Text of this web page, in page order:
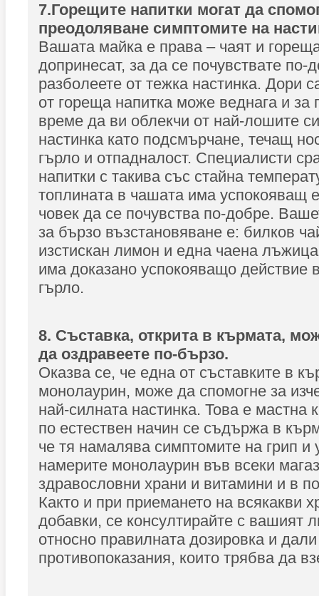
7.Горещите напитки могат да
преодоляване симптомите на
Вашата майка е права – чаят и
допринесат, за да се почувствате по-
разболеете от тежка настинка. Дори
от гореща напитка може веднага и за
време да ви облекчи от най-лошите
настинка като подсмърчане, течащ
гърло и отпадналост. Специалисти
напитки с такива със стайна
топлината в чашата има успокояващ
човек да се почувства по-добре.
за бързо възстановяване е: билков
изстискан лимон и една чаена
има доказано успокояващо действие
гърло.
8. Съставка, открита в кърмата,
да оздравеете по-бързо.
Оказва се, че една от съставките в
монолаурин, може да спомогне за
най-силната настинка. Това е мастна
по естествен начин се съдържа в
че тя намалява симптомите на грип
намерите монолаурин във всеки
здравословни храни и витамини и в
Както и при приемането на всякакви
добавки, се консултирайте с вашият
относно правилната дозировка и
противопоказания, които трябва да